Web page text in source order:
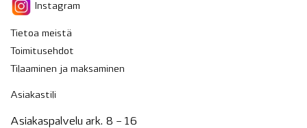
Instagram
Tietoa meistä
Toimitusehdot
Tilaaminen ja maksaminen
Asiakastili
Asiakaspalvelu ark. 8 – 16